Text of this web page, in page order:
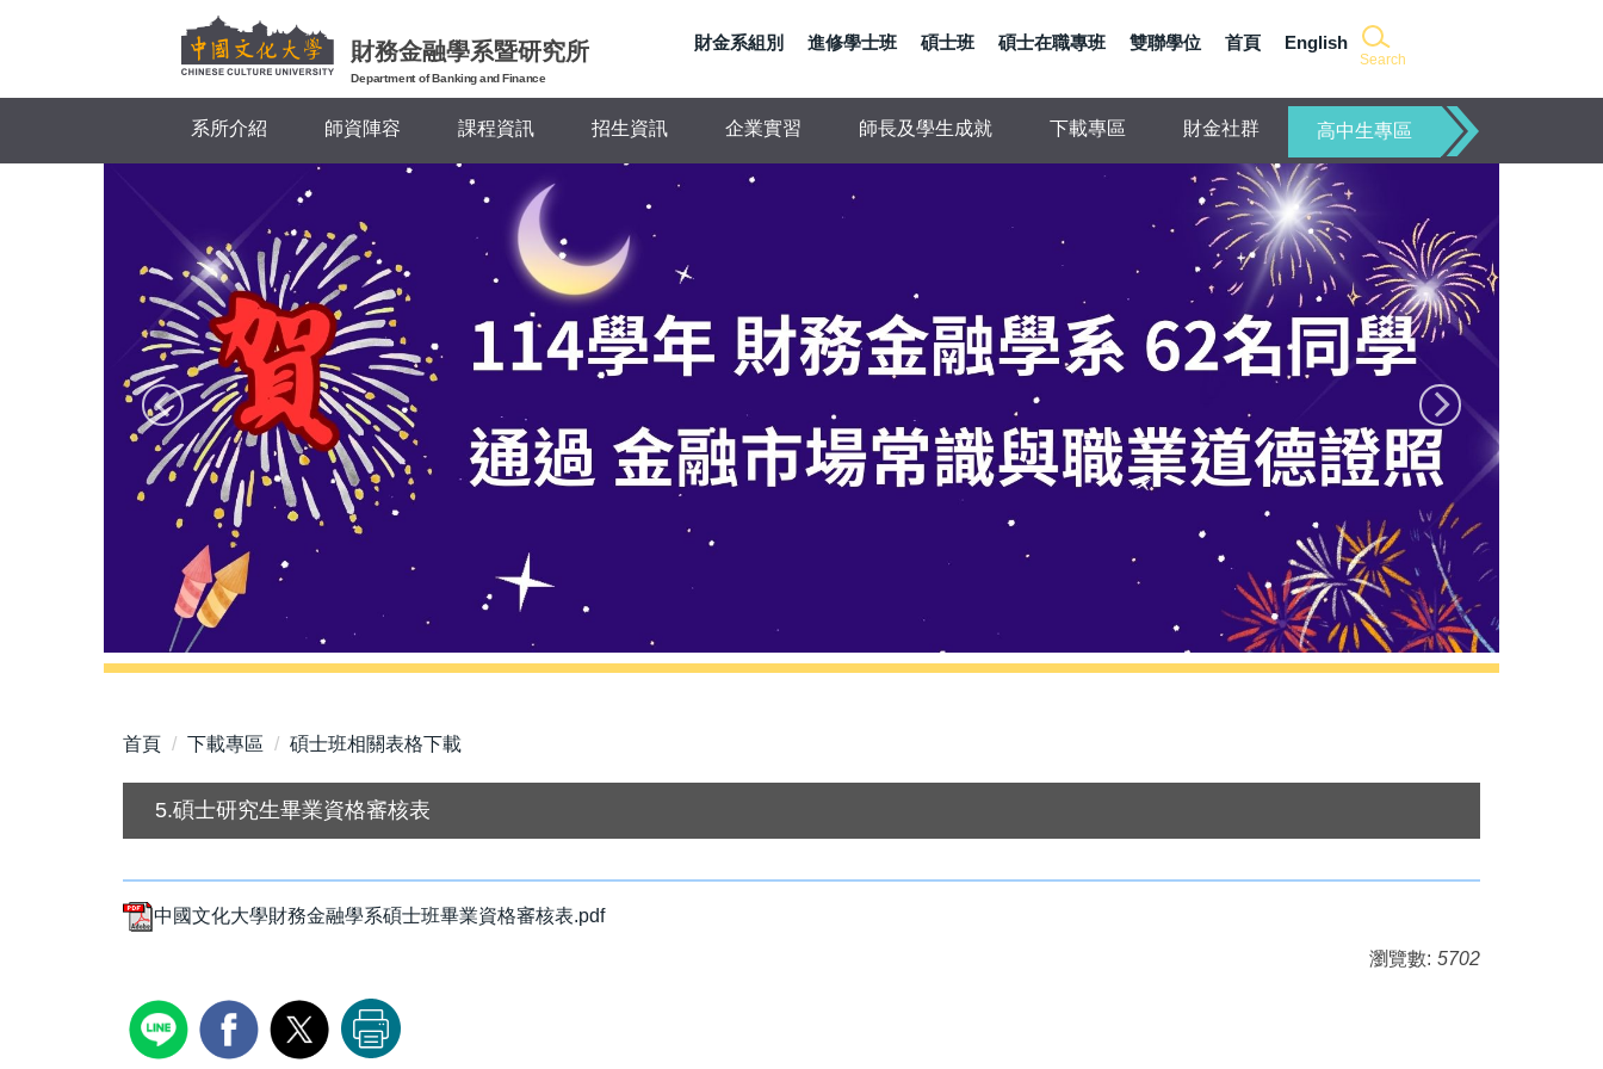
要
容
財務金融學系暨研究所
Department of Banking and Finance
Search
財金系組別 進修學士班 碩士班 碩士在職專班 雙聯學位 首頁 English
系所介紹 師資陣容 課程資訊 招生資訊 企業實習 師長及學生成就 下載專區 財金社群 高中生專區
首頁 下載專區 碩士班相關表格下載
5.碩士研究生畢業資格審核表
中國文化大學財務金融學系碩士班畢業資格審核表.pdf
瀏覽數: 5702